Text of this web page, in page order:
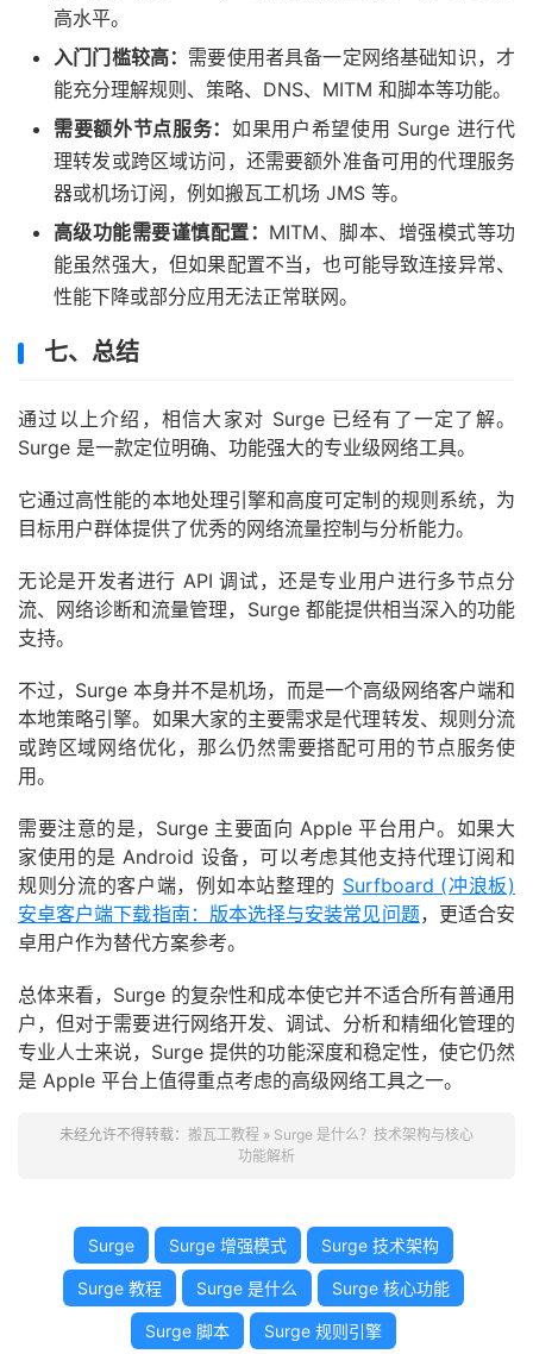
高水平。
入门门槛较高： 需要使用者具备一定网络基础知识，才
能充分理解规则、策略、DNS、MITM 和脚本等功能。
需要额外节点服务： 如果用户希望使用 Surge 进行代
理转发或跨区域访问，还需要额外准备可用的代理服务
器或机场订阅，例如搬瓦工机场 JMS 等。
高级功能需要谨慎配置： MITM、脚本、增强模式等功
能虽然强大，但如果配置不当，也可能导致连接异常、
性能下降或部分应用无法正常联网。
七、总结
通过以上介绍，相信大家对 Surge 已经有了一定了解。
Surge 是一款定位明确、功能强大的专业级网络工具。
它通过高性能的本地处理引擎和高度可定制的规则系统，为
目标用户群体提供了优秀的网络流量控制与分析能力。
无论是开发者进行 API 调试，还是专业用户进行多节点分
流、网络诊断和流量管理，Surge 都能提供相当深入的功能
支持。
不过，Surge 本身并不是机场，而是一个高级网络客户端和
本地策略引擎。如果大家的主要需求是代理转发、规则分流
或跨区域网络优化，那么仍然需要搭配可用的节点服务使
用。
需要注意的是，Surge 主要面向 Apple 平台用户。如果大
家使用的是 Android 设备，可以考虑其他支持代理订阅和
规则分流的客户端，例如本站整理的 Surfboard (冲浪板)
安卓客户端下载指南：版本选择与安装常见问题，更适合安
卓用户作为替代方案参考。
总体来看，Surge 的复杂性和成本使它并不适合所有普通用
户，但对于需要进行网络开发、调试、分析和精细化管理的
专业人士来说，Surge 提供的功能深度和稳定性，使它仍然
是 Apple 平台上值得重点考虑的高级网络工具之一。
未经允许不得转载： 搬瓦工教程 » Surge 是什么？技术架构与核心
功能解析
Surge Surge 增强模式 Surge 技术架构
Surge 教程 Surge 是什么 Surge 核心功能
Surge 脚本 Surge 规则引擎